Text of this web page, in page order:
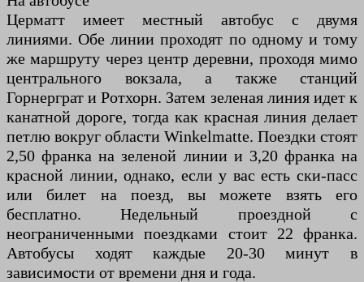
Церматт имеет местный автобус с двумя
линиями. Обе линии проходят по одному и тому
же маршруту через центр деревни, проходя мимо
центрального вокзала, а также станций
Горнерграт и Ротхорн. Затем зеленая линия идет к
канатной дороге, тогда как красная линия делает
петлю вокруг области Winkelmatte. Поездки стоят
2,50 франка на зеленой линии и 3,20 франка на
красной линии, однако, если у вас есть ски-пасс
или билет на поезд, вы можете взять его
бесплатно. Недельный проездной с
неограниченными поездками стоит 22 франка.
Автобусы ходят каждые 20-30 минут в
зависимости от времени дня и года.